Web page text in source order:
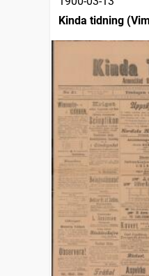
Kinda tidning